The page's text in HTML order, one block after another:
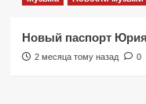
Новый паспорт
2 месяца тому назад 0